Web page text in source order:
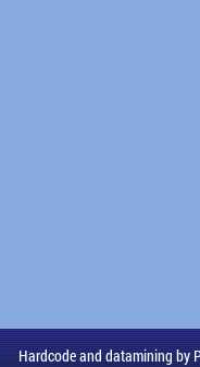
Hardcode and datamining by